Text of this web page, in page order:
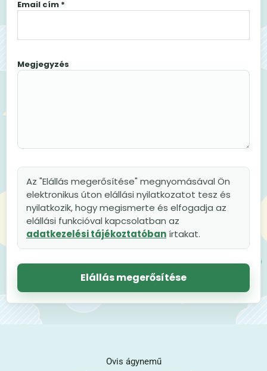
Email cím *
Megjegyzés
Az "Elállás megerősítése" megnyomásával Ön
elektronikus úton elállási nyilatkozatot tesz és
nyilatkozik, hogy megismerte és elfogadja az
elállási funkcióval kapcsolatban az
adatkezelési tájékoztatóbanírtakat.
Elállás megerősítése
Ovis ágynemű